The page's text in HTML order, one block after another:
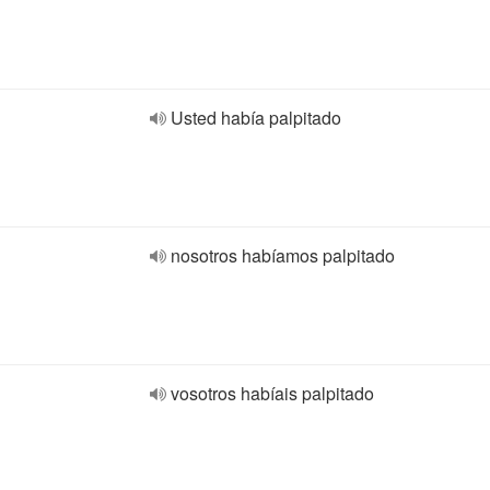
Usted había palpitado
nosotros habíamos palpitado
vosotros habíais palpitado